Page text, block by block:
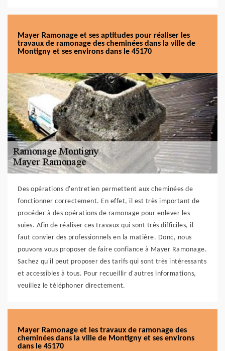
Mayer Ramonage et ses aptitudes pour réaliser les
travaux de ramonage des cheminées dans la ville de
Montigny et ses environs dans le 45170
Des opérations d'entretien permettent aux cheminées de
fonctionner correctement. En effet, il est très important de
procéder à des opérations de ramonage pour enlever les
suies. Afin de réaliser ces travaux qui sont très difficiles, il
faut convier des professionnels en la matière. Donc, nous
pouvons vous proposer de faire confiance à Mayer Ramonage.
Sachez qu'il peut proposer des tarifs qui sont très intéressants
et accessibles à tous. Pour recueillir d'autres informations,
veuillez le téléphoner directement.
Mayer Ramonage et les travaux de ramonage des
cheminées dans la ville de Montigny et ses environs
dans le 45170